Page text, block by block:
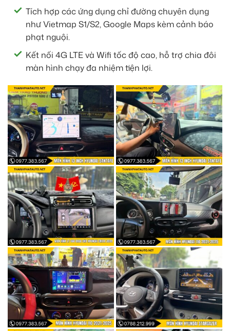
Tích hợp các ứng dụng chỉ đường chuyên dụng
như Vietmap S1/S2, Google Maps kèm cảnh báo
phạt nguội.
Kết nối 4G LTE và Wifi tốc độ cao, hỗ trợ chia đôi
màn hình chạy đa nhiệm tiện lợi.